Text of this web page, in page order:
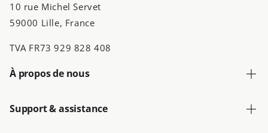
10 rue Michel Servet
59000 Lille, France
TVA FR73 929 828 408
À propos de nous
Support & assistance